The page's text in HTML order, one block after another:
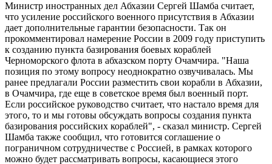
Министр иностранных дел Абхазии Сергей Шамба считает,
что усиление российского военного присутствия в Абхазии
дает дополнительные гарантии безопасности. Так он
прокомментировал намерение России в 2009 году приступить
к созданию пункта базирования боевых кораблей
Черноморского флота в абхазском порту Очамчира. "Наша
позиция по этому вопросу неоднократно озвучивалась. Мы
ранее предлагали России разместить свои корабли в Абхазии,
в Очамчира, где еще в советское время был военный порт.
Если российское руководство считает, что настало время для
этого, то и мы готовы обсуждать вопросы создания пункта
базирования российских кораблей", - сказал министр. Сергей
Шамба также сообщил, что готовится соглашение о
пограничном сотрудничестве с Россией, в рамках которого
можно будет рассматривать вопросы, касающиеся этого